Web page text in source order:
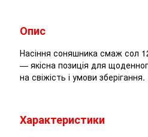
Опис
Насіння соняшника смаж сол
— якісна позиція для
на свіжість і умови зберігання.
Характеристики